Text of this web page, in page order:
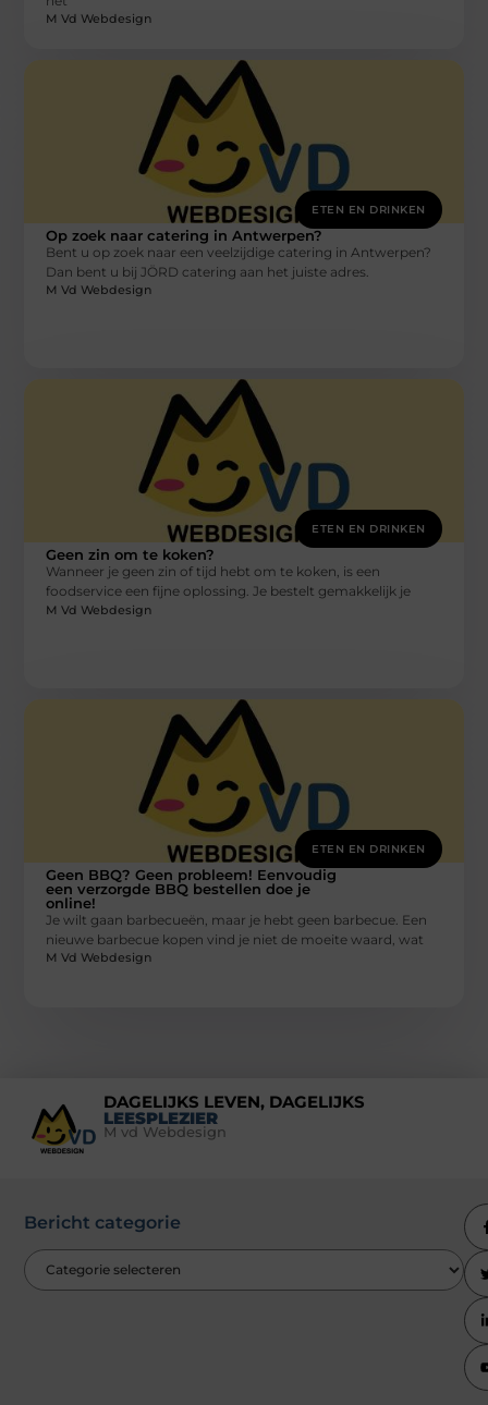
M Vd Webdesign
ETEN EN DRINKEN
Op zoek naar catering in Antwerpen?
Bent u op zoek naar een veelzijdige catering in Antwerpen?
Dan bent u bij JÖRD catering aan het juiste adres.
M Vd Webdesign
ETEN EN DRINKEN
Geen zin om te koken?
Wanneer je geen zin of tijd hebt om te koken, is een
foodservice een fijne oplossing. Je bestelt gemakkelijk je
M Vd Webdesign
ETEN EN DRINKEN
Geen BBQ? Geen probleem! Eenvoudig
een verzorgde BBQ bestellen doe je
online!
Je wilt gaan barbecueën, maar je hebt geen barbecue. Een
nieuwe barbecue kopen vind je niet de moeite waard, wat
M Vd Webdesign
DAGELIJKS LEVEN, DAGELIJKS
LEESPLEZIER
M vd Webdesign
Bericht categorie